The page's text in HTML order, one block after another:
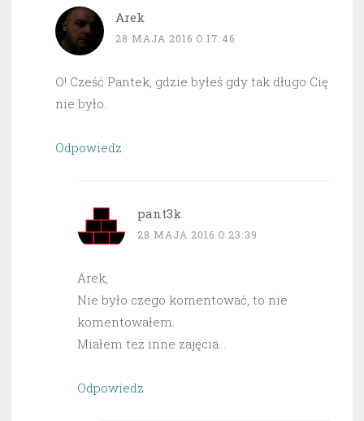
Arek
28 MAJA 2016 O 17:46
O! Cześć Pantek, gdzie byłeś gdy tak długo Cię
nie było.
Odpowiedz
pant3k
28 MAJA 2016 O 23:39
Arek,
Nie było czego komentować, to nie
komentowałem.
Miałem też inne zajęcia…
Odpowiedz